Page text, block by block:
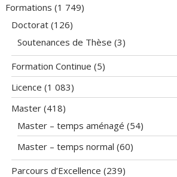
Formations (1 749)
Doctorat (126)
Soutenances de Thèse (3)
Formation Continue (5)
Licence (1 083)
Master (418)
Master – temps aménagé (54)
Master – temps normal (60)
Parcours d’Excellence (239)